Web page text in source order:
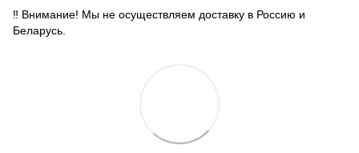
‼️ Внимание! Мы не осуществляем доставку в Россию и
Беларусь.